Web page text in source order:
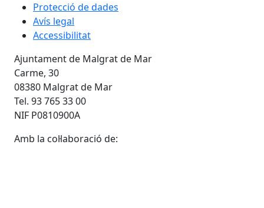
Protecció de dades
Avís legal
Accessibilitat
Ajuntament de Malgrat de Mar
Carme, 30
08380 Malgrat de Mar
Tel. 93 765 33 00
NIF P0810900A
Amb la col·laboració de: